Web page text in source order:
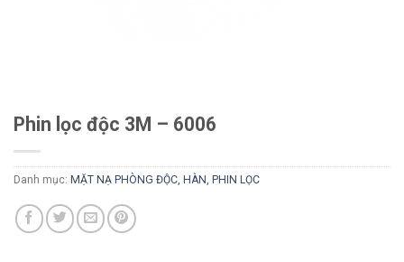
Phin lọc độc 3M – 6006
Danh mục: MẶT NẠ PHÒNG ĐỘC, HÀN, PHIN LỌC